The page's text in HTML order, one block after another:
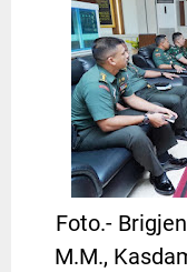
Foto.-
M.M.,